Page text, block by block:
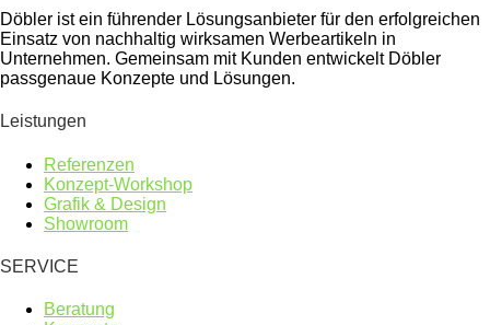
Döbler ist ein führender Lösungsanbieter für den erfolgreichen
Einsatz von nachhaltig wirksamen Werbeartikeln in
Unternehmen. Gemeinsam mit Kunden entwickelt Döbler
passgenaue Konzepte und Lösungen.
Leistungen
Referenzen
Konzept-Workshop
Grafik & Design
Showroom
SERVICE
Beratung